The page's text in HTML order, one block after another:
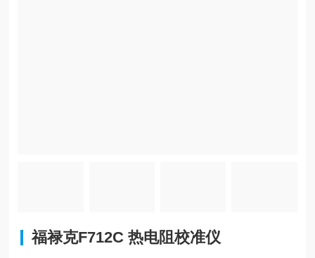
福禄克F712C 热电阻校准仪